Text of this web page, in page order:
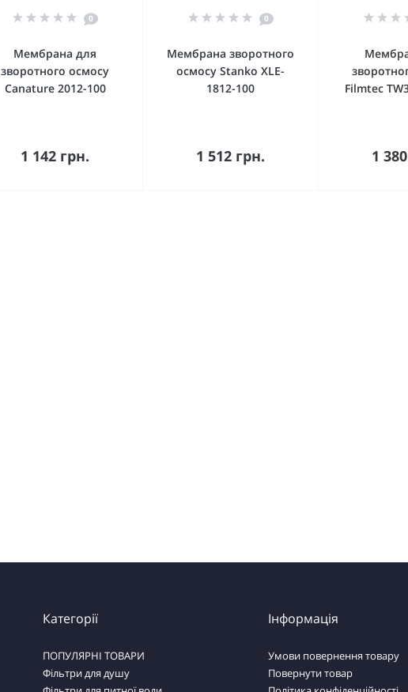
0
Мембрана для
зворотного осмосу
Canature 2012-100
1 142 грн.
Купити
0
Мембрана зворотного
осмосу Stanko XLE-
1812-100
1 512 грн.
Купити
Filmtec
1
Категорії
ПОПУЛЯРНІ ТОВАРИ
Фільтри для душу
Інформація
Умови повернення товару
Повернути товар